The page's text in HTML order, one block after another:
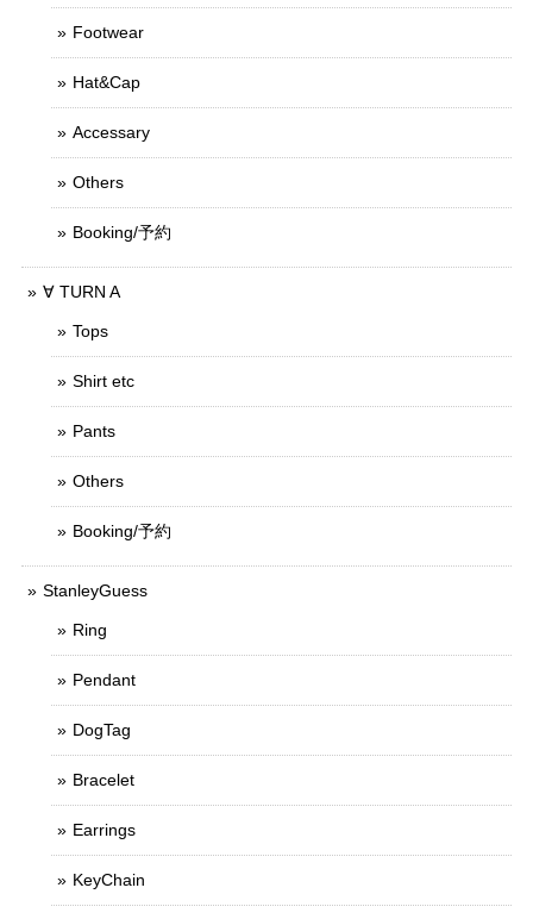
Footwear
Hat&Cap
Accessary
Others
Booking/予約
∀ TURN A
Tops
Shirt etc
Pants
Others
Booking/予約
StanleyGuess
Ring
Pendant
DogTag
Bracelet
Earrings
KeyChain